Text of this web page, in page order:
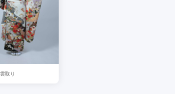
雲取り